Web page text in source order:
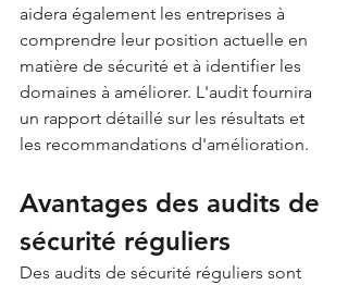
aidera également les entreprises à
comprendre leur position actuelle en
matière de sécurité et à identifier les
domaines à améliorer. L'audit fournira
un rapport détaillé sur les résultats et
les recommandations d'amélioration.
Avantages des audits de
sécurité réguliers
Des audits de sécurité réguliers sont